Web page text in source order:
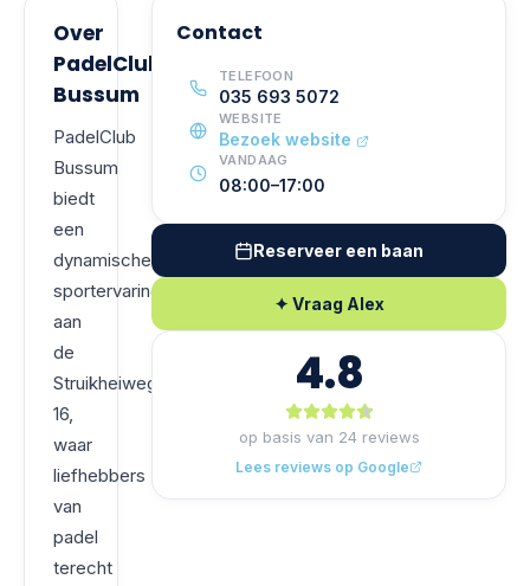
Over
PadelClub
Bussum
PadelClub
Bussum
biedt
een
dynamische
sportervaring
aan
de
Struikheiweg
16,
waar
liefhebbers
van
padel
terecht
Contact
TELEFOON
035 693 5072
WEBSITE
Bezoek website
VANDAAG
08:00–17:00
Reserveer een baan
✦ Vraag Alex
4.8
op basis van 24reviews
Lees reviews op Google